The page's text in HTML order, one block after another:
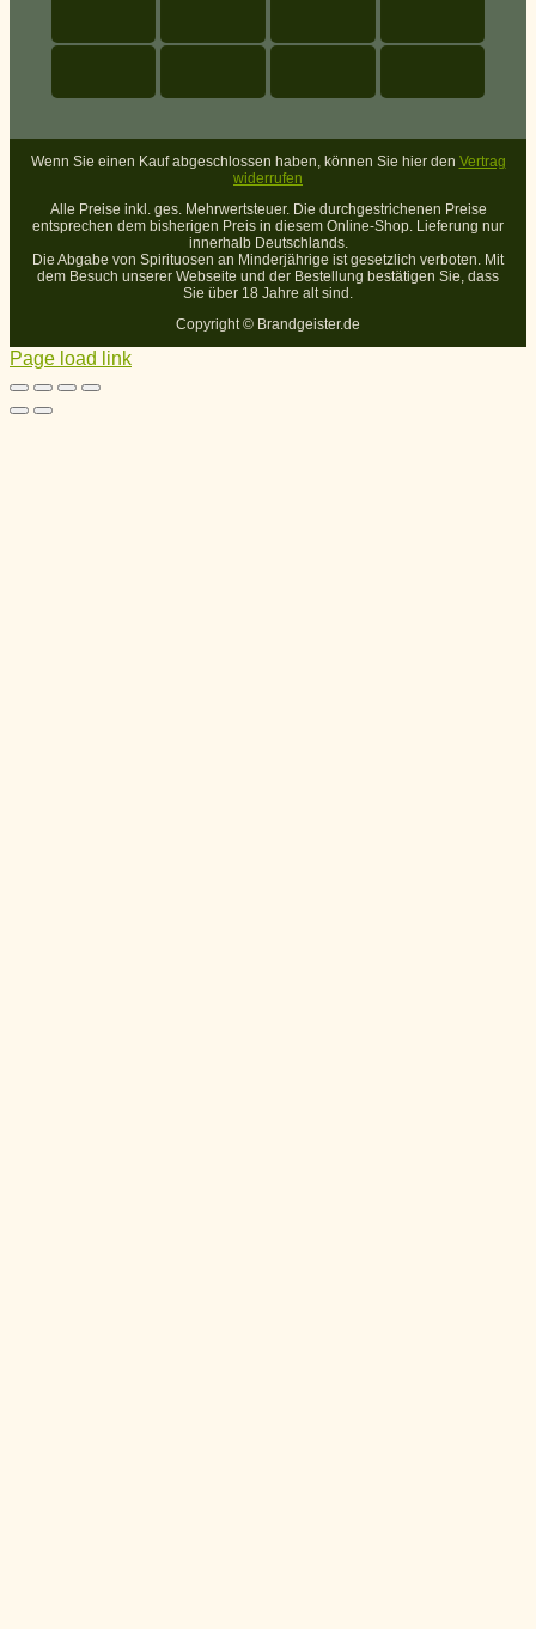
Wenn Sie einen Kauf abgeschlossen haben, können Sie hier den Vertrag
widerrufen
Alle Preise inkl. ges. Mehrwertsteuer. Die durchgestrichenen Preise
entsprechen dem bisherigen Preis in diesem Online-Shop. Lieferung nur
innerhalb Deutschlands.
Die Abgabe von Spirituosen an Minderjährige ist gesetzlich verboten. Mit
dem Besuch unserer Webseite und der Bestellung bestätigen Sie, dass
Sie über 18 Jahre alt sind.
Copyright © Brandgeister.de
Page load link